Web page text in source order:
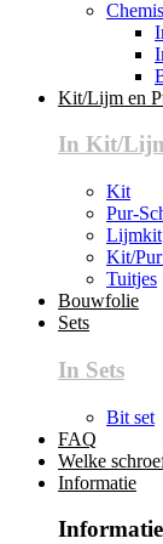
Kit/Lijm en
In Kit/
Kit
Pur-
Lijmkit
Kit/
Tuitjes
Bouwfolie
Sets
In Sets
Bit set
FAQ
Welke
Informatie
Informatie